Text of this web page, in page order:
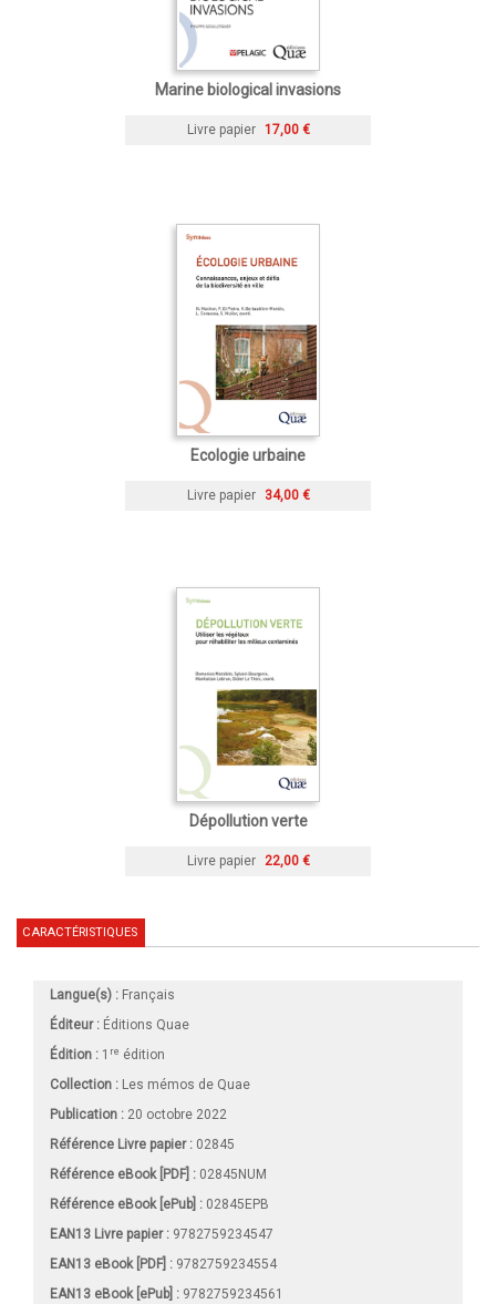
Marine biological invasions
Livre papier 17,00 €
Ecologie urbaine
Livre papier 34,00 €
Dépollution verte
Livre papier 22,00 €
CARACTÉRISTIQUES
Langue(s) : Français
Éditeur : Éditions Quae
Édition : 1 re édition
Collection : Les mémos de Quae
Publication : 20 octobre 2022
Référence Livre papier : 02845
Référence eBook [PDF] : 02845NUM
Référence eBook [ePub] : 02845EPB
EAN13 Livre papier : 9782759234547
EAN13 eBook [PDF] : 9782759234554
EAN13 eBook [ePub] : 9782759234561